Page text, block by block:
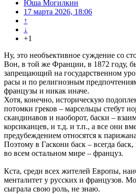
Юша Могилкин
17 марта 2026, 18:06
↑
↓
+1
Ну, это необъективное суждение со
Вон, в той же Франции, в 1872 году,
запрещающий на государственном
расы и по религиозным
французы и никак иначе.
Хотя, конечно, историческую
потомки греков – марсельцы стебут
скандинавов и наоборот, баски –
корсиканцев, и т.д. и т.п., а все они
предубеждением относятся к
Поэтому в Гаскони баск – всегда
во всем остальном мире – француз.
Кста, среди всех жителей Европы,
менталитет у русских и французов.
сыграла свою роль, не знаю.